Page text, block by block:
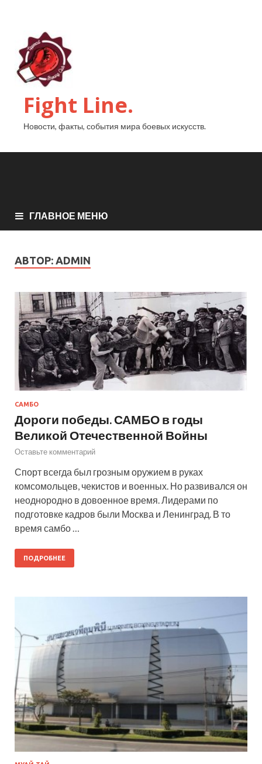
Fight Line.
Новости, факты, события мира боевых искусств.
ГЛАВНОЕ МЕНЮ
АВТОР: ADMIN
САМБО
Дороги победы. САМБО в годы
Великой Отечественной Войны
Оставьте комментарий
Спорт всегда был грозным оружием в руках
комсомольцев, чекистов и военных. Но развивался он
неоднородно в довоенное время. Лидерами по
подготовке кадров были Москва и Ленинград. В то
время самбо …
ПОДРОБНЕЕ